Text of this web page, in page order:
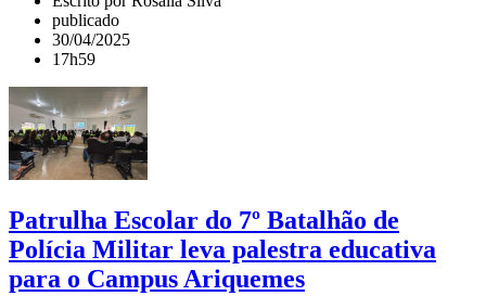
publicado
30/04/2025
17h59
Patrulha Escolar do 7º Batalhão de
Polícia Militar leva palestra educativa
para o Campus Ariquemes